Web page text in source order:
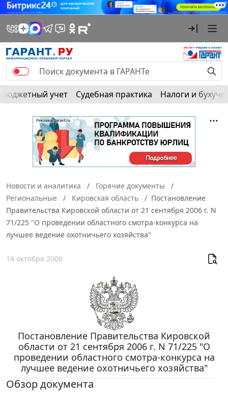
Бюджетный учет Судебная практика Налоги и
Новости и аналитика
Горячие документы
Региональные
Кировская область
Постановление
Правительства Кировской области от 21 сентября 2006 г. N
71/225 "О проведении областного смотра-конкурса на
лучшее ведение охотничьего хозяйства"
14 октября 2006
Постановление Правительства Кировской
области от 21 сентября 2006 г. N 71/225 "О
проведении областного смотра-конкурса на
лучшее ведение охотничьего хозяйства"
Обзор документа